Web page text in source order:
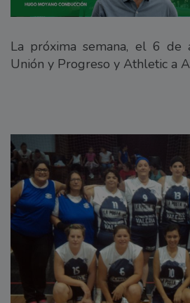
La próxima semana, el 6 de
Unión y Progreso y Athletic a